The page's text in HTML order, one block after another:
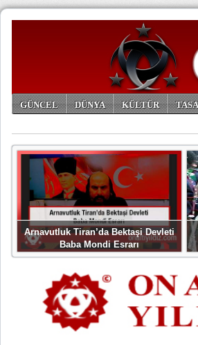
GÜNCEL DÜNYA KÜLTÜR
Arnavutluk Tiran’da Bektaşi Devleti
Baba Mondi Esrarı